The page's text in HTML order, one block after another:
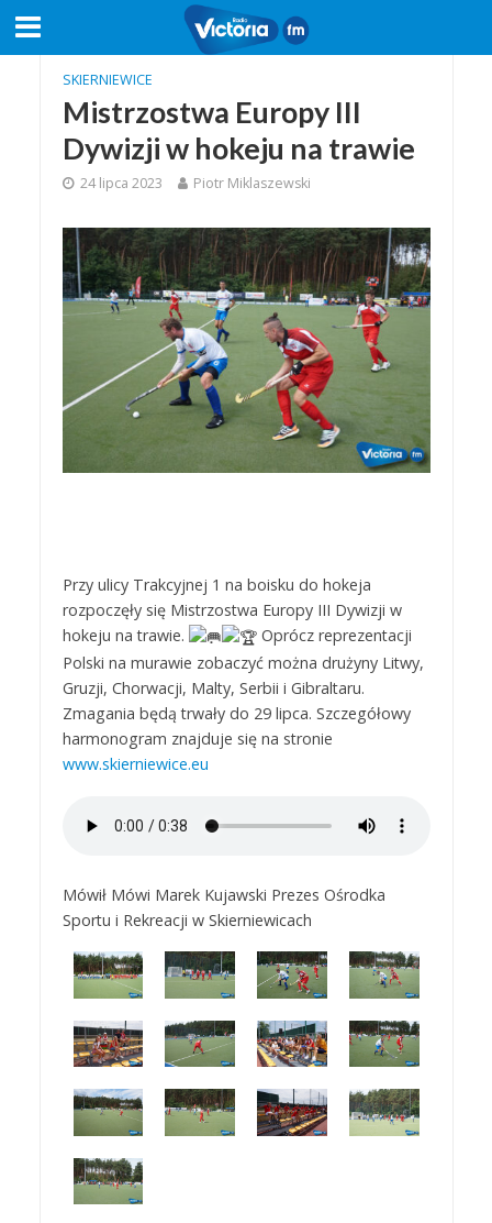
SKIERNIEWICE
Mistrzostwa Europy III
Dywizji w hokeju na trawie
24 lipca 2023 Piotr Miklaszewski
Przy ulicy Trakcyjnej 1 na boisku do hokeja
rozpoczęły się Mistrzostwa Europy III Dywizji w
hokeju na trawie.
Oprócz reprezentacji
Polski na murawie zobaczyć można drużyny Litwy,
Gruzji, Chorwacji, Malty, Serbii i Gibraltaru.
Zmagania będą trwały do 29 lipca. Szczegółowy
harmonogram znajduje się na stronie
www.skierniewice.eu
Mówił Mówi Marek Kujawski Prezes Ośrodka
Sportu i Rekreacji w Skierniewicach